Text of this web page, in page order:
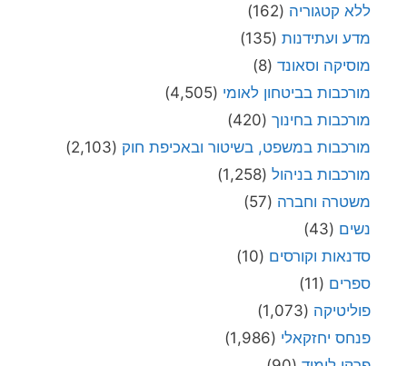
ללא קטגוריה (162)
מדע ועתידנות (135)
מוסיקה וסאונד (8)
מורכבות בביטחון לאומי (4,505)
מורכבות בחינוך (420)
מורכבות במשפט, בשיטור ובאכיפת חוק (2,103)
מורכבות בניהול (1,258)
משטרה וחברה (57)
נשים (43)
סדנאות וקורסים (10)
ספרים (11)
פוליטיקה (1,073)
פנחס יחזקאלי (1,986)